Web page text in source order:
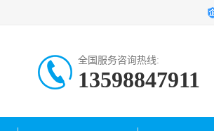
全国服务咨询热线:
13598847911